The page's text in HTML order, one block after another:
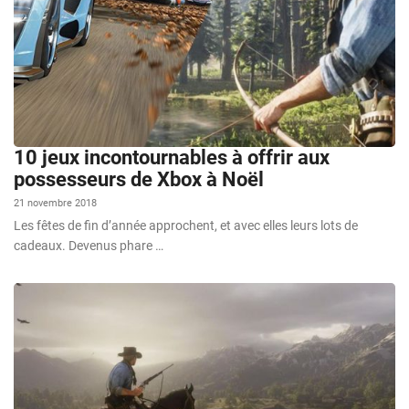
10 jeux incontournables à offrir aux
possesseurs de Xbox à Noël
21 novembre 2018
Les fêtes de fin d’année approchent, et avec elles leurs lots de
cadeaux. Devenus phare …